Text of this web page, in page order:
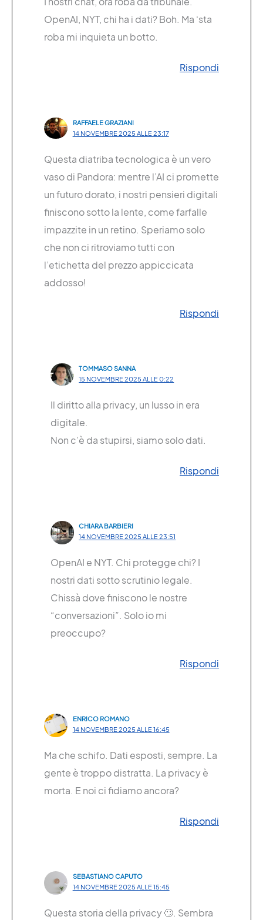
OpenAI, NYT, chi ha i dati? Boh. Ma ‘sta
roba mi inquieta un botto.
Rispondi
RAFFAELE GRAZIANI
14 NOVEMBRE 2025 ALLE 23:17
Questa diatriba tecnologica è un vero
vaso di Pandora: mentre l’AI ci promette
un futuro dorato, i nostri pensieri digitali
finiscono sotto la lente, come farfalle
impazzite in un retino. Speriamo solo
che non ci ritroviamo tutti con
l’etichetta del prezzo appiccicata
addosso!
Rispondi
TOMMASO SANNA
15 NOVEMBRE 2025 ALLE 0:22
Il diritto alla privacy, un lusso in era
digitale.
Non c’è da stupirsi, siamo solo dati.
Rispondi
CHIARA BARBIERI
14 NOVEMBRE 2025 ALLE 23:51
OpenAI e NYT. Chi protegge chi? I
nostri dati sotto scrutinio legale.
Chissà dove finiscono le nostre
“conversazioni”. Solo io mi
preoccupo?
Rispondi
ENRICO ROMANO
14 NOVEMBRE 2025 ALLE 16:45
Ma che schifo. Dati esposti, sempre. La
gente è troppo distratta. La privacy è
morta. E noi ci fidiamo ancora?
Rispondi
SEBASTIANO CAPUTO
14 NOVEMBRE 2025 ALLE 15:45
Questa storia della privacy 🙄. Sembra